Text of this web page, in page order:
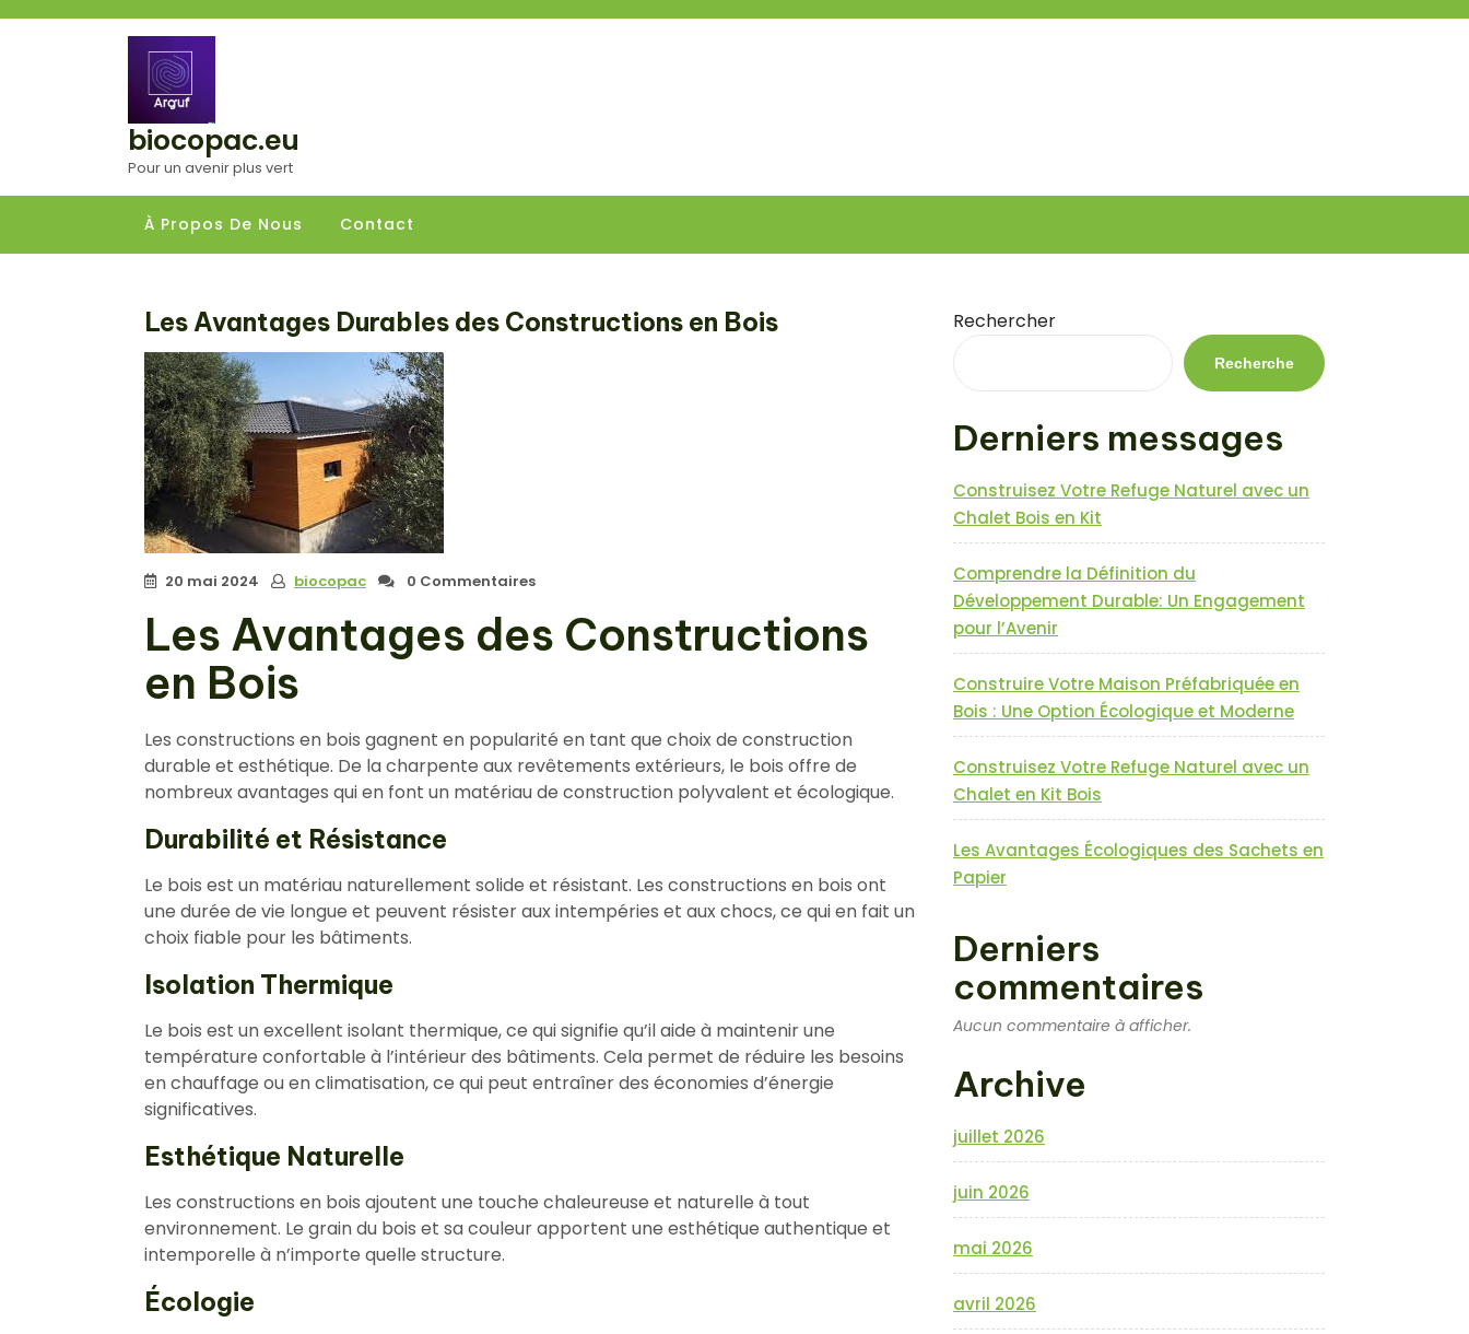
biocopac.eu
Pour un avenir plus vert
À Propos De Nous Contact
Les Avantages Durables des Constructions en Bois
20 mai 2024 biocopac 0 Commentaires
Les Avantages des Constructions
en Bois
Les constructions en bois gagnent en popularité en tant que choix de construction
durable et esthétique. De la charpente aux revêtements extérieurs, le bois offre de
nombreux avantages qui en font un matériau de construction polyvalent et écologique.
Durabilité et Résistance
Le bois est un matériau naturellement solide et résistant. Les constructions en bois ont
une durée de vie longue et peuvent résister aux intempéries et aux chocs, ce qui en fait un
choix fiable pour les bâtiments.
Isolation Thermique
Le bois est un excellent isolant thermique, ce qui signifie qu’il aide à maintenir une
température confortable à l’intérieur des bâtiments. Cela permet de réduire les besoins
en chauffage ou en climatisation, ce qui peut entraîner des économies d’énergie
significatives.
Esthétique Naturelle
Les constructions en bois ajoutent une touche chaleureuse et naturelle à tout
environnement. Le grain du bois et sa couleur apportent une esthétique authentique et
intemporelle à n’importe quelle structure.
Écologie
Rechercher
Recherche
Derniers messages
Construisez Votre Refuge Naturel avec un
Chalet Bois en Kit
Comprendre la Définition du
Développement Durable: Un Engagement
pour l’Avenir
Construire Votre Maison Préfabriquée en
Bois : Une Option Écologique et Moderne
Construisez Votre Refuge Naturel avec un
Chalet en Kit Bois
Les Avantages Écologiques des Sachets en
Papier
Derniers
commentaires
Aucun commentaire à afficher.
Archive
juillet 2026
juin 2026
mai 2026
avril 2026